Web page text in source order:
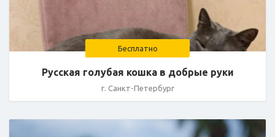
Бесплатно
Русская голубая кошка в добрые руки
г. Санкт-Петербург